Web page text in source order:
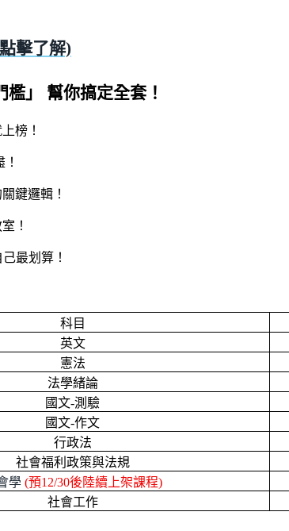
擊了解)
」 幫你搞定全套！
榜！
鍵邏輯！
！
最划算！
科目
英文
憲法
法學緒論
國文-測驗
國文-作文
行政法
社會福利政策與法規
學(預12/30後陸續上架課程)
社會工作